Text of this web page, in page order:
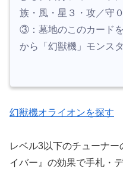
族・風・星３・攻／守
③：墓地のこのカード
から「幻獣機」モンス
幻獣機オライオンを探す
レベル3以下のチューナ
イバー』の効果で手札・